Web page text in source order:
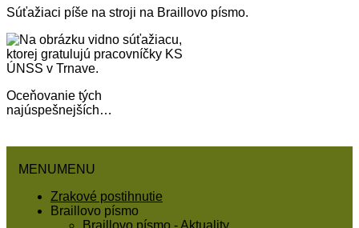
Súťažiaci píše na stroji na Braillovo písmo.
Oceňovanie tých
najúspešnejších…
MENUMENU
Zrakové postihnutie
Braillovo písmo
Braillovo písmo - Aktuality